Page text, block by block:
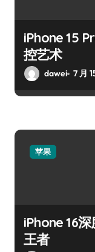
iPhone 15
控艺术
dawei 7 月
苹果
iPhone 16
王者